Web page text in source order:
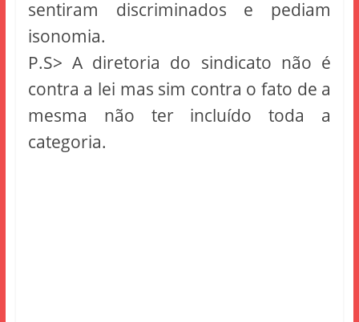
sentiram discriminados e pediam
isonomia.
P.S> A diretoria do sindicato não é
contra a lei mas sim contra o fato de a
mesma não ter incluído toda a
categoria.